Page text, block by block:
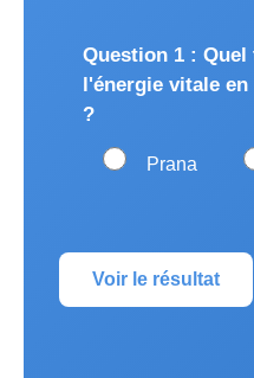
Question 1 : Quel
l'énergie vitale
?
Prana
Voir le résultat